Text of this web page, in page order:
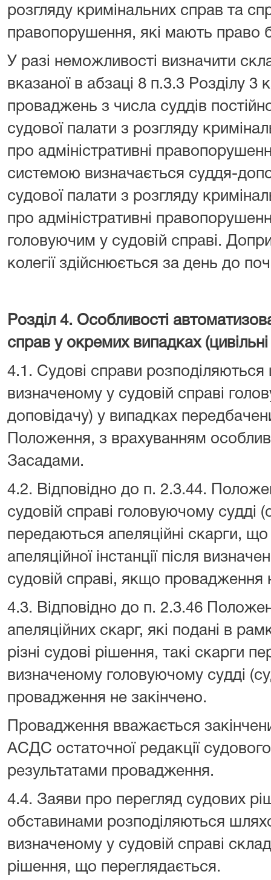
розгляду кримінальних справ та
правопорушення, які мають право
У разі неможливості визначити
вказаної в абзаці 8 п.3.3 Розділу 3
проваджень з числа суддів
судової палати з розгляду
про адміністративні
системою визначається суддя-
судової палати з розгляду
про адміністративні
головуючим у судовій справі.
колегії здійснюється за день до
Розділ 4. Особливості
справ у окремих випадках
4.1. Судові справи
визначеному у судовій справі
доповідачу) у випадках
Положення, з врахуванням
Засадами.
4.2. Відповідно до п. 2.3.44.
судовій справі головуючому судді
передаються апеляційні скарги,
апеляційної інстанції після
судовій справі, якщо провадження
4.3. Відповідно до п. 2.3.46
апеляційних скарг, які подані в
різні судові рішення, такі скарги
визначеному головуючому судді
провадження не закінчено.
Провадження вважається
АСДС остаточної редакції
результатами провадження.
4.4. Заяви про перегляд судових
обставинами розподіляються
визначеному у судовій справі
рішення, що переглядається.